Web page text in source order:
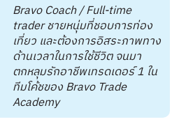
Bravo Coach / Full-time
trader ชายหนุ่มที่ชอบการท่อง
เที่ยว และต้องการอิสระภาพทาง
ด้านเวลาในการใช้ชีวิต จนมา
ตกหลุมรักอาชีพเทรดเดอร์ 1 ใน
ทีมโค้ชของ Bravo Trade
Academy